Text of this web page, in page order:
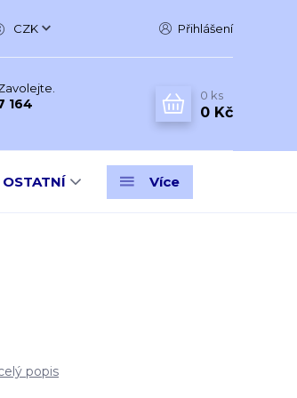
CZK Přihlášení
164
0 ks
0 Kč
OSTATNÍ Více
popis